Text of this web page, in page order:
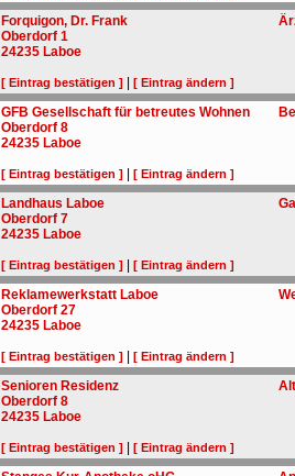
Forquigon, Dr. Frank
Oberdorf 1
24235 Laboe
[ Eintrag bestätigen ] [ Eintrag ändern ]
GFB Gesellschaft für betreutes Wohnen
Oberdorf 8
24235 Laboe
[ Eintrag bestätigen ] [ Eintrag ändern ]
Landhaus Laboe
Oberdorf 7
24235 Laboe
[ Eintrag bestätigen ] [ Eintrag ändern ]
Reklamewerkstatt Laboe
Oberdorf 27
24235 Laboe
[ Eintrag bestätigen ] [ Eintrag ändern ]
Senioren Residenz
Oberdorf 8
24235 Laboe
[ Eintrag bestätigen ] [ Eintrag ändern ]